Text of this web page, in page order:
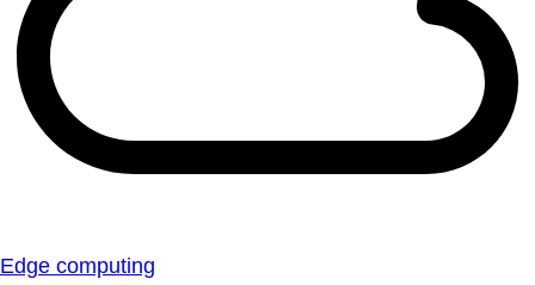
Edge computing